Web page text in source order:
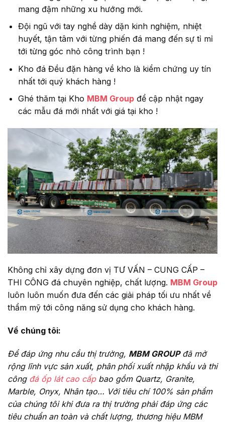
mang đậm những xu hướng mới.
Đội ngũ với tay nghề dày dặn kinh nghiệm, nhiệt
huyết, tận tâm với từng phiến đá mang đến sự tỉ mỉ
tới từng góc nhỏ công trình bạn !
Kho đá Đều đặn hàng về kho là kiểm chứng uy tín
nhất tới quý khách hàng !
Ghé thăm tại Kho MBM Groupđể cập nhật ngay
các mẫu đá mới nhất với giá tại kho !
Không chỉ xây dựng đơn vị TƯ VẤN – CUNG CẤP –
THI CÔNG đá chuyên nghiệp, chất lượng. MBM Group
luôn luôn muốn đưa đến các giải pháp tối ưu nhất về
thẩm mỹ tới công năng sử dụng cho khách hàng.
Về chúng tôi:
Để đáp ứng nhu cầu thị trường, MBM GROUPđã mở
rộng lĩnh vực sản xuất, phân phối xuất nhập khẩu và thi
công đá ốp lát cao cấpbao gồm Quartz, Granite,
Marble, Onyx, Nhân tạo… Với tiêu chí 100% sản phẩm
của chúng tôi khi đưa ra thị trường phải đáp ứng các
tiêu chuẩn an toàn và chất lượng, thương hiệu MBM